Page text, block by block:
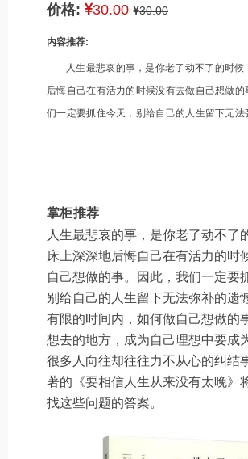
价格: 30.00 30.00
内容推荐:
人生最悲哀的事，是你老了动不了的时候
后悔自己在有活力的时候没有去做自己想做
们一定要抓住今天，别给自己的人生留下无法
掌柜推荐
人生最悲哀的事，是你老了动不了
床上深深地后悔自己在有活力的时
自己想做的事。因此，我们一定要
别给自己的人生留下无法弥补的遗
有限的时间内，如何做自己想做的
想去的地方，成为自己理想中要成
很多人向往却往往力不从心的纠结
著的《要相信人生从来没有太晚》
找这些问题的答案。